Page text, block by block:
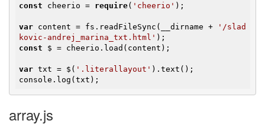
const cheerio = require( 'cheerio' );
var content = fs.readFileSync(__dirname +
'/slad
kovic-andrej_marina_txt.html'
const $ = cheerio.load(content);
var txt = $( '.literallayout' ).text();
console.log(txt);
array.js